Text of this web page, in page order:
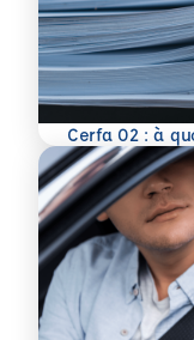
Cerfa 02 : à
En savoir plus